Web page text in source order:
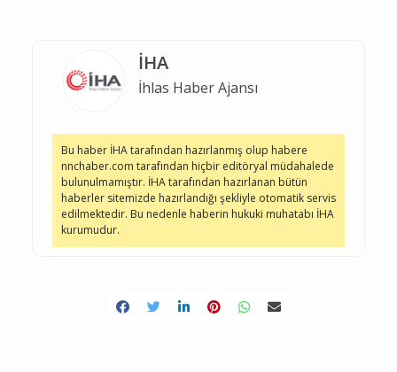
İHA
İhlas Haber Ajansı
Bu haber İHA tarafından hazırlanmış olup habere
nnchaber.com tarafından hiçbir editöryal müdahalede
bulunulmamıştır. İHA tarafından hazırlanan bütün
haberler sitemizde hazırlandığı şekliyle otomatik servis
edilmektedir. Bu nedenle haberin hukuki muhatabı İHA
kurumudur.